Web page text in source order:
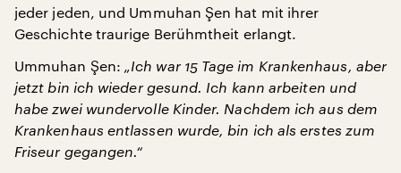
jeder jeden, und Ummuhan Şen hat mit ihrer
Geschichte traurige Berühmtheit erlangt.
Ummuhan Şen: „Ich war 15 Tage im Krankenhaus, aber
jetzt bin ich wieder gesund. Ich kann arbeiten und
habe zwei wundervolle Kinder. Nachdem ich aus dem
Krankenhaus entlassen wurde, bin ich als erstes zum
Friseur gegangen.“